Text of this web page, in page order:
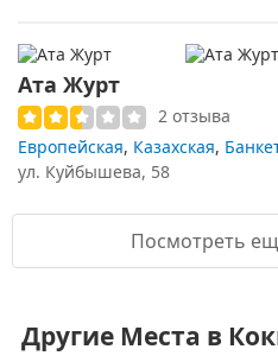
Ата Журт
2 отзыва
Европейская, Казахская,
ул. Куйбышева, 58
Посмотреть
Другие Места в